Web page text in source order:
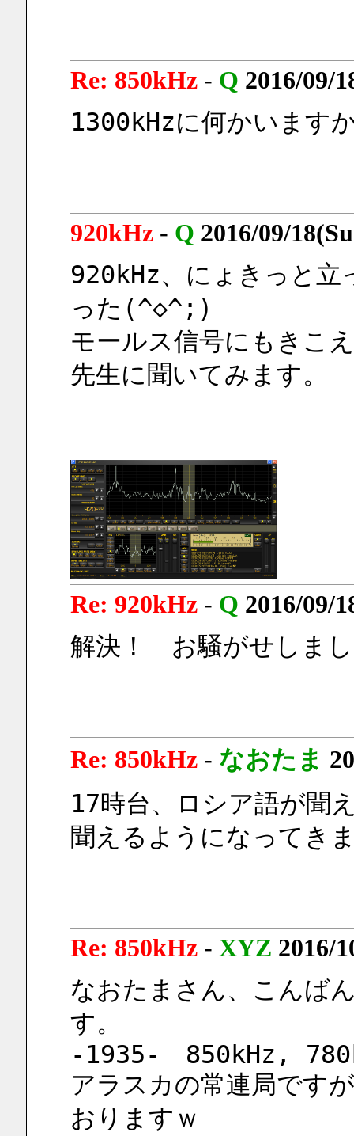
Re: 850kHz- Q 2016/09/
1300kHzに何かいます
920kHz- Q 2016/09/
920kHz、にょきっと立
った(^◇^;)
モールス信号にもきこ
先生に聞いてみます。
Re: 920kHz- Q 2016/09/
解決！　お騒がせしま
Re: 850kHz- なおたま
17時台、ロシア語が聞
聞えるようになってき
Re: 850kHz- XYZ 2016/
なおたまさん、こんば
す。
-1935-　850kHz,
アラスカの常連局です
おりますｗ